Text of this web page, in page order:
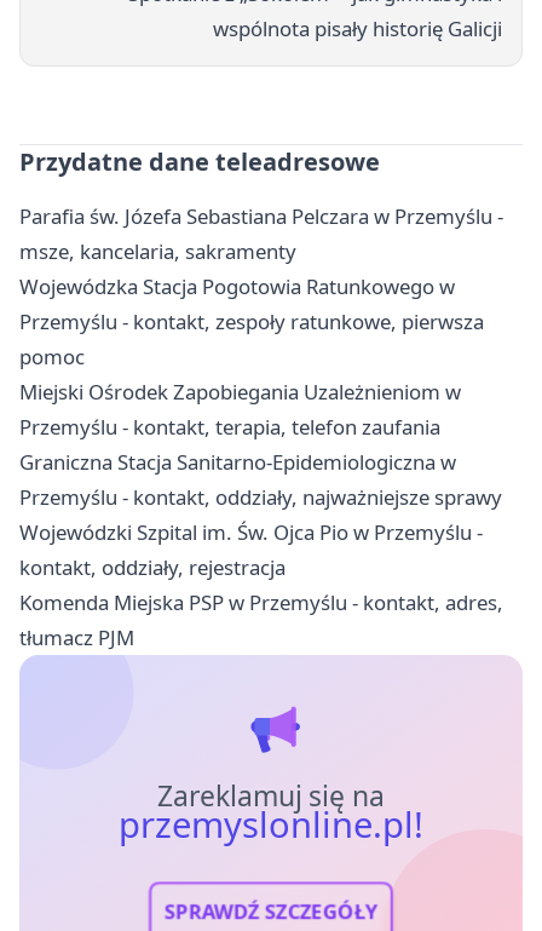
wspólnota pisały historię Galicji
Przydatne dane teleadresowe
Parafia św. Józefa Sebastiana Pelczara w Przemyślu -
msze, kancelaria, sakramenty
Wojewódzka Stacja Pogotowia Ratunkowego w
Przemyślu - kontakt, zespoły ratunkowe, pierwsza
pomoc
Miejski Ośrodek Zapobiegania Uzależnieniom w
Przemyślu - kontakt, terapia, telefon zaufania
Graniczna Stacja Sanitarno-Epidemiologiczna w
Przemyślu - kontakt, oddziały, najważniejsze sprawy
Wojewódzki Szpital im. Św. Ojca Pio w Przemyślu -
kontakt, oddziały, rejestracja
Komenda Miejska PSP w Przemyślu - kontakt, adres,
tłumacz PJM
Zareklamuj się na
przemyslonline.pl!
SPRAWDŹ SZCZEGÓŁY